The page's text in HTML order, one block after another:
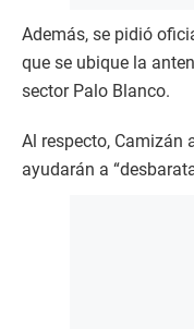
Además, se pidió
que se ubique la
sector Palo Blanco.
Al respecto, Camizán
ayudarán a